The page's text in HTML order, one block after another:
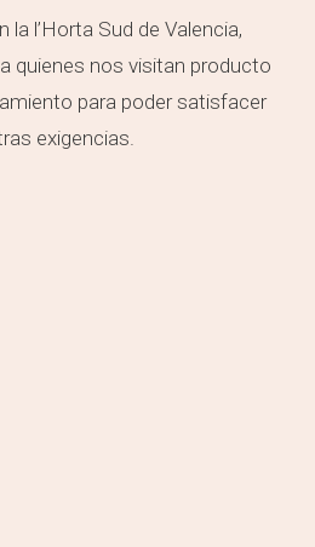
la l’Horta Sud de Valencia,
quienes nos visitan producto
para poder satisfacer
exigencias.